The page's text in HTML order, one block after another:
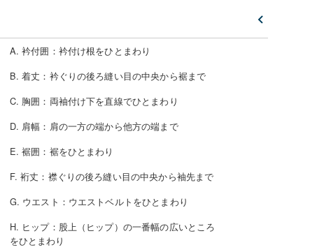
A. 衿付囲 ： 衿付け根をひとまわり
B. 着丈 ： 衿ぐりの後ろ縫い目の中央から裾まで
C. 胸囲 ： 両袖付け下を直線でひとまわり
D. 肩幅 ： 肩の一方の端から他方の端まで
E. 裾囲 ： 裾をひとまわり
F. 裄丈 ： 襟ぐりの後ろ縫い目の中央から袖先まで
G. ウエスト ： ウエストベルトをひとまわり
H. ヒップ： 股上（ヒップ）の一番幅の広いところ
をひとまわり